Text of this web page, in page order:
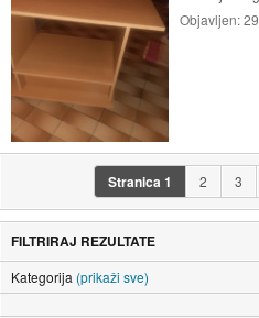
Objavljen:
Stranica1 2 3
FILTRIRAJ REZULTATE
Kategorija (prikaži sve)